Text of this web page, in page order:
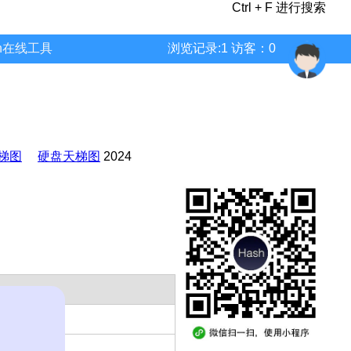
Ctrl + F 进行搜索
线工具 浏览记录:1 访客：0
图 硬盘天梯图 2024